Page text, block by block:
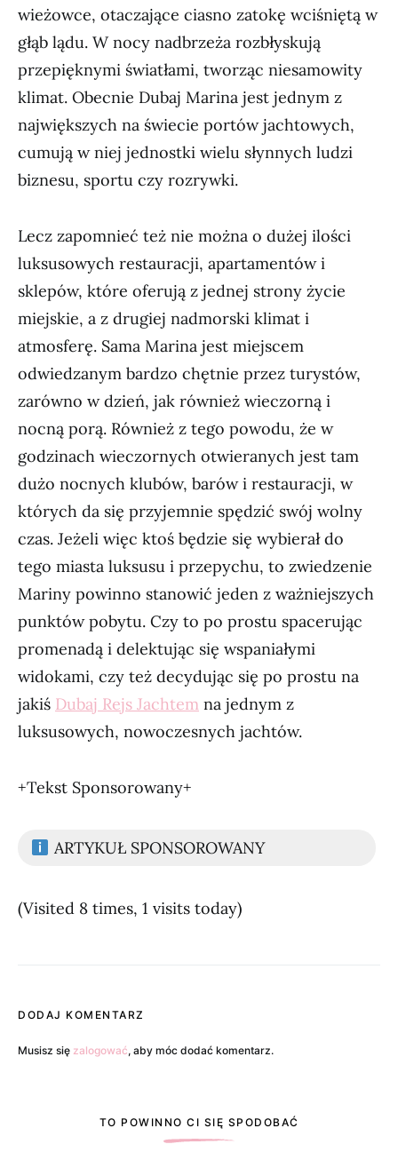
wieżowce, otaczające ciasno zatokę wciśniętą w
głąb lądu. W nocy nadbrzeża rozbłyskują
przepięknymi światłami, tworząc niesamowity
klimat. Obecnie Dubaj Marina jest jednym z
największych na świecie portów jachtowych,
cumują w niej jednostki wielu słynnych ludzi
biznesu, sportu czy rozrywki.
Lecz zapomnieć też nie można o dużej ilości
luksusowych restauracji, apartamentów i
sklepów, które oferują z jednej strony życie
miejskie, a z drugiej nadmorski klimat i
atmosferę. Sama Marina jest miejscem
odwiedzanym bardzo chętnie przez turystów,
zarówno w dzień, jak również wieczorną i
nocną porą. Również z tego powodu, że w
godzinach wieczornych otwieranych jest tam
dużo nocnych klubów, barów i restauracji, w
których da się przyjemnie spędzić swój wolny
czas. Jeżeli więc ktoś będzie się wybierał do
tego miasta luksusu i przepychu, to zwiedzenie
Mariny powinno stanowić jeden z ważniejszych
punktów pobytu. Czy to po prostu spacerując
promenadą i delektując się wspaniałymi
widokami, czy też decydując się po prostu na
jakiś Dubaj Rejs Jachtem na jednym z
luksusowych, nowoczesnych jachtów.
+Tekst Sponsorowany+
ARTYKUŁ SPONSOROWANY
(Visited 8 times, 1 visits today)
DODAJ KOMENTARZ
Musisz się zalogować, aby móc dodać komentarz.
TO POWINNO CI SIĘ SPODOBAĆ